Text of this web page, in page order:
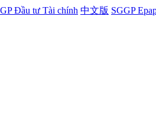
Đầu tư Tài chính 中文版 SGGP